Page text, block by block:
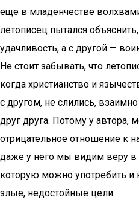
еще в младенчестве
летописец пытался
удачливость, а с другой —
Не стоит забывать, что
когда христианство и
с другом, не слились,
друг друга. Потому у автора,
отрицательное отношение к
даже у него мы видим веру в
которую можно употребить и
злые, недостойные цели.